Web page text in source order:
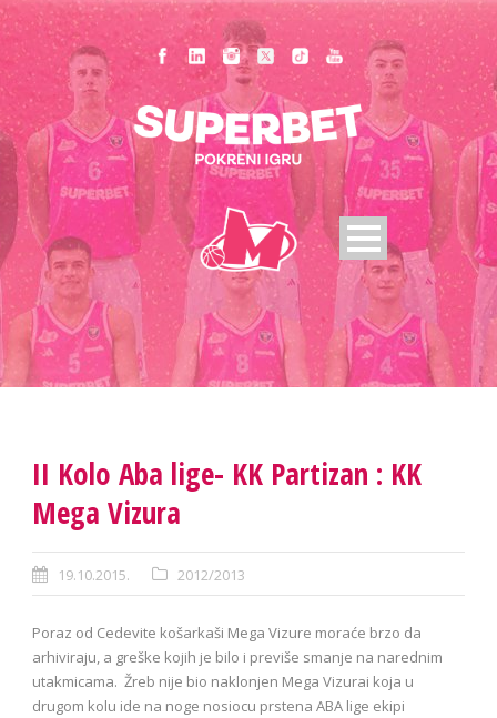
II Kolo Aba lige- KK Partizan : KK
Mega Vizura
19.10.2015. 2012/2013
Poraz od Cedevite košarkaši Mega Vizure moraće brzo da
arhiviraju, a greške kojih je bilo i previše smanje na narednim
utakmicama. Žreb nije bio naklonjen Mega Vizurai koja u
drugom kolu ide na noge nosiocu prstena ABA lige ekipi